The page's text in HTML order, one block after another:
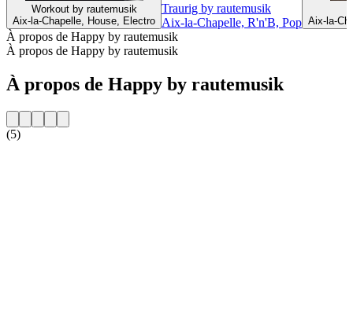
Workout by rautemusik
Aix-la-Chapelle, House, Electro
Traurig by rautemusik
Aix-la-Chapelle, R'n'B, Pop Aix-la-
À propos de Happy by rautemusik
À propos de Happy by rautemusik
À propos de Happy by rautemusik
(5)